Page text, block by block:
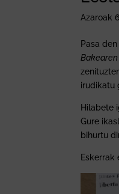
Azaroak
Pasa
irudikatu
Hilabete
Gure
bihurtu
Eskerrak